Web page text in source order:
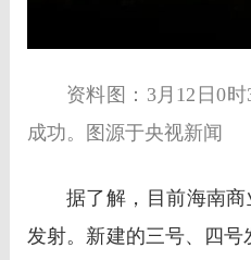
资料图：3月12日0
成功。图源于央视新闻
据了解，目前海南
发射。新建的三号、四